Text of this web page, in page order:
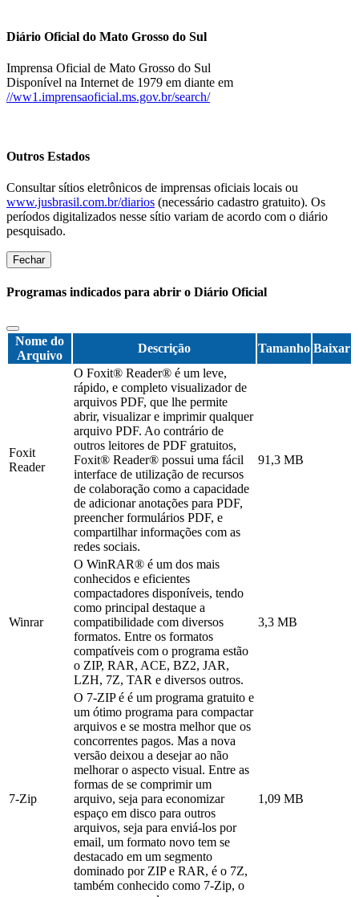
Diário Oficial do Mato Grosso do Sul
Imprensa Oficial de Mato Grosso do Sul
Disponível na Internet de 1979 em diante em
//ww1.imprensaoficial.ms.gov.br/search/
Outros Estados
Consultar sítios eletrônicos de imprensas oficiais locais ou
www.jusbrasil.com.br/diarios (necessário cadastro gratuito). Os
períodos digitalizados nesse sítio variam de acordo com o diário
pesquisado.
Fechar
Programas indicados para abrir o Diário Oficial
Nome do
Arquivo
Descrição Tamanho Baixar
Foxit
Reader
O Foxit® Reader® é um leve,
rápido, e completo visualizador de
arquivos PDF, que lhe permite
abrir, visualizar e imprimir qualquer
arquivo PDF. Ao contrário de
outros leitores de PDF gratuitos,
Foxit® Reader® possui uma fácil
interface de utilização de recursos
de colaboração como a capacidade
de adicionar anotações para PDF,
preencher formulários PDF, e
compartilhar informações com as
redes sociais.
91,3 MB
Winrar
O WinRAR® é um dos mais
conhecidos e eficientes
compactadores disponíveis, tendo
como principal destaque a
compatibilidade com diversos
formatos. Entre os formatos
compatíveis com o programa estão
o ZIP, RAR, ACE, BZ2, JAR,
LZH, 7Z, TAR e diversos outros.
3,3 MB
7-Zip
O 7-ZIP é é um programa gratuito e
um ótimo programa para compactar
arquivos e se mostra melhor que os
concorrentes pagos. Mas a nova
versão deixou a desejar ao não
melhorar o aspecto visual. Entre as
formas de se comprimir um
arquivo, seja para economizar
espaço em disco para outros
arquivos, seja para enviá-los por
email, um formato novo tem se
destacado em um segmento
dominado por ZIP e RAR, é o 7Z,
também conhecido como 7-Zip, o
1,09 MB